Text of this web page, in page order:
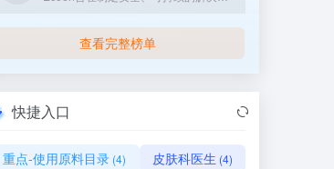
查看完整榜单
快捷入口
重点-使用原料目录 (4) 皮肤科医生 (4)